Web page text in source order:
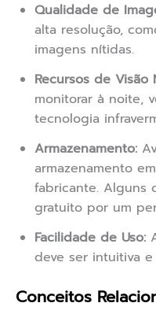
Qualidade de
alta resolução,
imagens nítidas.
Recursos de Visão
monitorar à noite,
tecnologia
Armazenamento:
armazenamento
fabricante. Alguns
gratuito por um
Facilidade de Uso:
deve ser intuitiva
Conceitos